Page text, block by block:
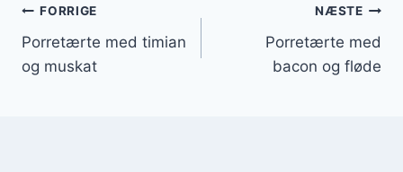
Indlægsnavigation
FORRIGE
Porretærte med timian
og muskat
NÆSTE
Porretærte med
bacon og fløde